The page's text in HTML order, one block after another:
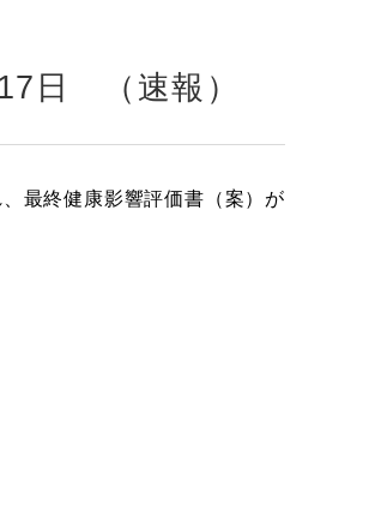
日 （速報）
最終健康影響評価書（案）が